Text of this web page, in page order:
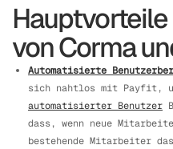
von Corma
Automatisierte
sich nahtlos mit Payfit,
automatisierter Benutzer
dass, wenn neue
bestehende Mitarbeiter